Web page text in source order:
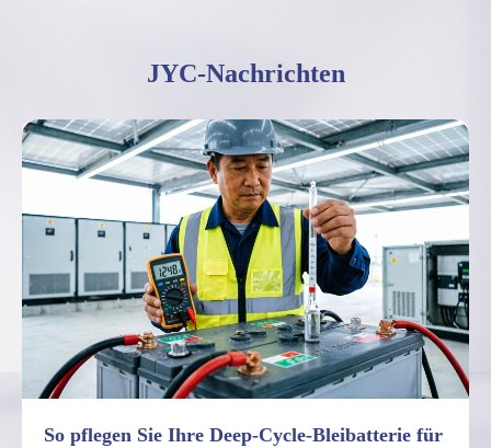
JYC-Nachrichten
7 Fakten über die Leistungsgrenzen von Deep-